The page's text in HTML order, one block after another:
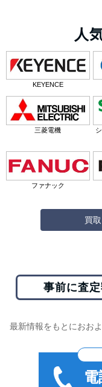
人
KEYENCE
三菱電機
ファナック
買
事前に査
最新情報をもとにおお